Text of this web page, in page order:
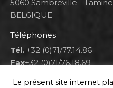
5060 Sambreville -
BELGIQUE
Téléphones
Tél. +32 (0)71/77.14.86
Fax+32 (0)71/76.18.69
Heures d'ouverture
Le présent site internet